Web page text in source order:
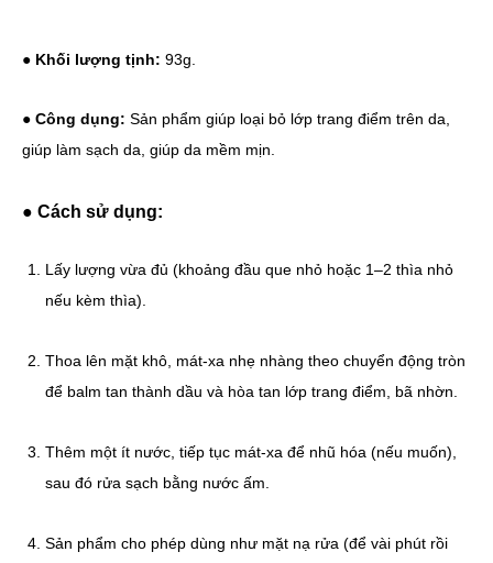
● Khối lượng tịnh: 93g.
● Công dụng: Sản phẩm giúp loại bỏ lớp trang điểm trên da,
giúp làm sạch da, giúp da mềm mịn.
● Cách sử dụng:
Lấy lượng vừa đủ (khoảng đầu que nhỏ hoặc 1–2 thìa nhỏ
nếu kèm thìa).
Thoa lên mặt khô, mát-xa nhẹ nhàng theo chuyển động tròn
để balm tan thành dầu và hòa tan lớp trang điểm, bã nhờn.
Thêm một ít nước, tiếp tục mát-xa để nhũ hóa (nếu muốn),
sau đó rửa sạch bằng nước ấm.
Sản phẩm cho phép dùng như mặt nạ rửa (để vài phút rồi